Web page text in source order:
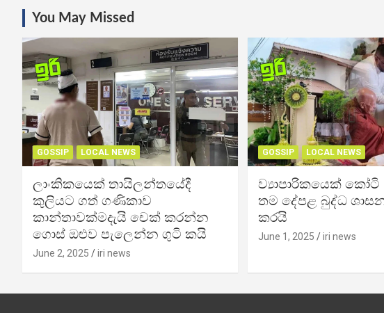
You May Missed
GOSSIP LOCAL NEWS
ලාංකිකයෙක් තායිලන්තයේදී
කුලියට ගත් ගණිකාව
කාන්තාවක්මදැයි චෙක් කරන්න
ගොස් ඔළුව පැලෙන්න ගුටි කයි
June 2, 2025 iri news
GOSSIP LOCAL NEWS
ව්‍යාපාරිකයෙක් කෝටි
තම දේපළ බුද්ධ
කරයි
June 1, 2025 iri news